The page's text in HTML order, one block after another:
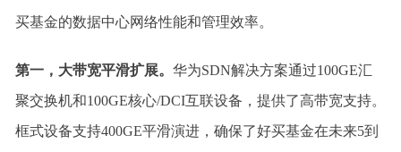
买基金的数据中心网络性能和管理效率。
第一，大带宽平滑扩展。 华为SDN解决方案通过100GE汇
聚交换机和100GE核心/DCI互联设备，提供了高带宽支持。
框式设备支持400GE平滑演进，确保了好买基金在未来5到